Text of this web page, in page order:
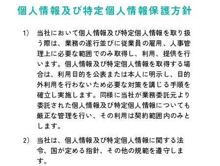
個人情報及び特定個人情報保護方針
当社において個人情報及び特定個人情報を取り扱
う際は、業務の遂行並びに従業員の雇用、人事管
理上に必要な範囲でのみ取得し、利用、提供を行
います。個人情報及び特定個人情報を取得する場
合は、利用目的を公表または本人に明示し、目的
外利用を行わないため必要な対策を講じる手順を
確立し実施します。同様に当社が業務委託元より
委託された個人情報及び特定個人情報についても
厳正な管理を行い、その利用は契約範囲内のみと
します。
当社は、個人情報及び特定個人情報に関する法
令、国が定める指針、その他の規範を遵守しま
す。